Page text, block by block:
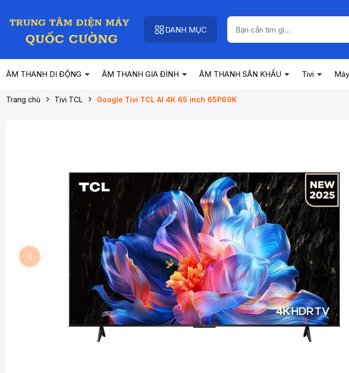
DANH MỤC
ÂM THANH DI ĐỘNG ÂM THANH GIA ĐÌNH ÂM THANH SÂN KHẤU Tivi
Trang chủ Tivi TCL Google Tivi TCL AI 4K 65 inch 65P69K